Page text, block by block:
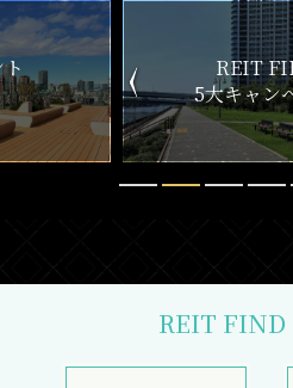
ン
リアルタ
更新一覧チ
REIT FIND